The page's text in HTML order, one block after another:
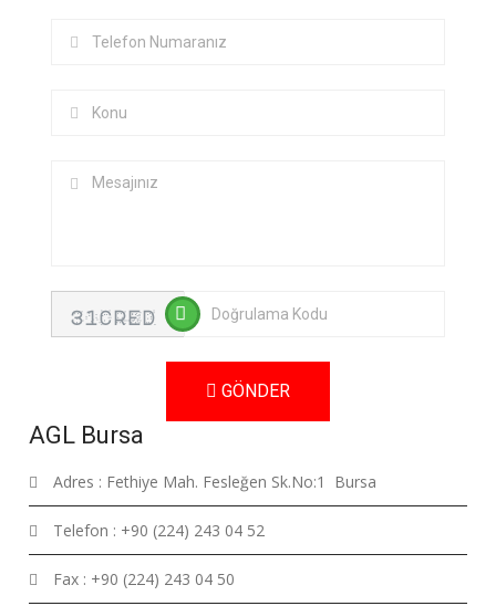
GÖNDER
AGL Bursa
Adres : Fethiye Mah. Fesleğen Sk.No:1 Bursa
Telefon : +90 (224) 243 04 52
Fax : +90 (224) 243 04 50